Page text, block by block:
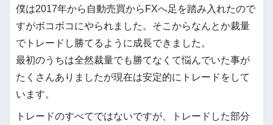
僕は2017年から自動売買からFXへ足を踏み入れたので
すがボコボコにやられました。そこからなんとか裁量
でトレードし勝てるように成長できました。
最初のうちは全然裁量でも勝てなくて悩んでいた事が
たくさんありましたが現在は安定的にトレードをして
います。
トレードのすべてではないですが、トレードした部分